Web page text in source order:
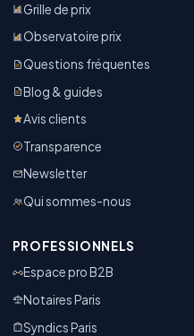
Grille de prix
Observatoire prix
Questions fréquentes
Blog & guides
Avis clients
Transparence
Newsletter
Qui sommes-nous
PROFESSIONNELS
Espace pro B2B
Notaires Paris
Syndics Paris